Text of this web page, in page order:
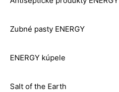
Zubné pasty ENERGY
ENERGY kúpele
Salt of the Earth